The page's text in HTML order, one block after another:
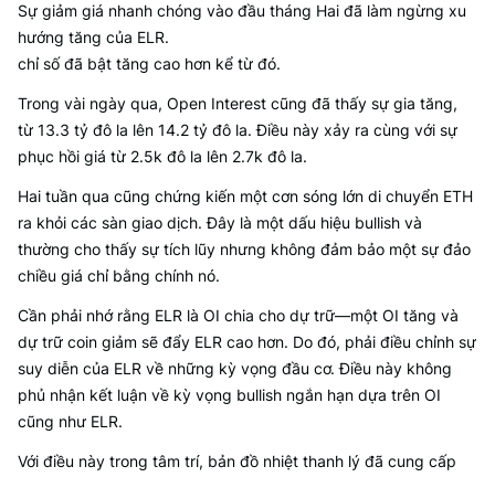
Sự giảm giá nhanh chóng vào đầu tháng Hai đã làm ngừng xu
hướng tăng của ELR.
chỉ số đã bật tăng cao hơn kể từ đó.
Trong vài ngày qua, Open Interest cũng đã thấy sự gia tăng,
từ 13.3 tỷ đô la lên 14.2 tỷ đô la. Điều này xảy ra cùng với sự
phục hồi giá từ 2.5k đô la lên 2.7k đô la.
Hai tuần qua cũng chứng kiến một cơn sóng lớn di chuyển ETH
ra khỏi các sàn giao dịch. Đây là một dấu hiệu bullish và
thường cho thấy sự tích lũy nhưng không đảm bảo một sự đảo
chiều giá chỉ bằng chính nó.
Cần phải nhớ rằng ELR là OI chia cho dự trữ—một OI tăng và
dự trữ coin giảm sẽ đẩy ELR cao hơn. Do đó, phải điều chỉnh sự
suy diễn của ELR về những kỳ vọng đầu cơ. Điều này không
phủ nhận kết luận về kỳ vọng bullish ngắn hạn dựa trên OI
cũng như ELR.
Với điều này trong tâm trí, bản đồ nhiệt thanh lý đã cung cấp